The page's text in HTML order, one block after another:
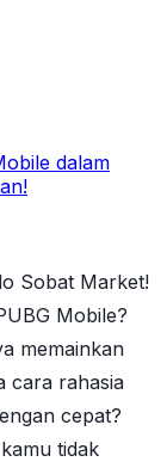
dalam
Sobat Market!
Mobile?
memainkan
cara rahasia
cepat?
tidak